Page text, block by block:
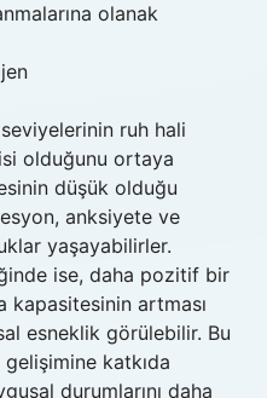
olanak
ruh hali
olduğunu ortaya
düşük olduğu
anksiyete ve
yaşayabilirler.
ise, daha pozitif bir
kapasitesinin artması
esneklik görülebilir. Bu
katkıda
durumlarını daha